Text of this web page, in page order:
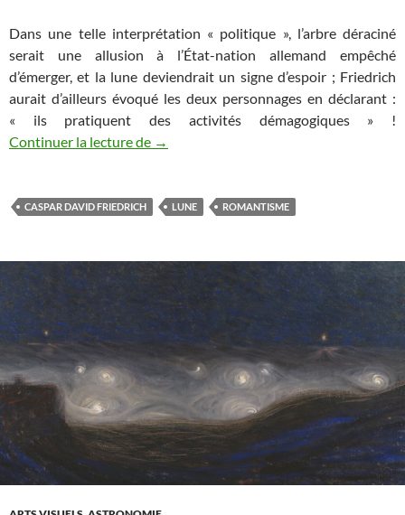
Dans une telle interprétation « politique », l’arbre déraciné
serait une allusion à l’État-nation allemand empêché
d’émerger, et la lune deviendrait un signe d’espoir ; Friedrich
aurait d’ailleurs évoqué les deux personnages en déclarant :
« ils pratiquent des activités démagogiques » !
Continuer la lecture de Deux hommes contemplent la Lune, de
→
CASPAR DAVID FRIEDRICH LUNE ROMANTISME